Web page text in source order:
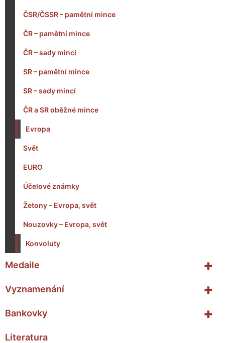
ČSR/ČSSR – pamětní mince
ČR – pamětní mince
ČR – sady mincí
SR – pamětní mince
SR – sady mincí
ČR a SR oběžné mince
Evropa
Svět
EURO
Účelové známky
Žetony – Evropa, svět
Nouzovky – Evropa, svět
Konvoluty
+
Medaile
+
Vyznamenání
+
Bankovky
Literatura